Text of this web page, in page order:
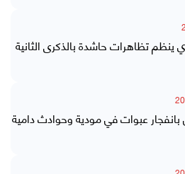
ينظم تظاهرات حاشدة بالذكرى الثانية
عبوات في مودية وحوادث دامية